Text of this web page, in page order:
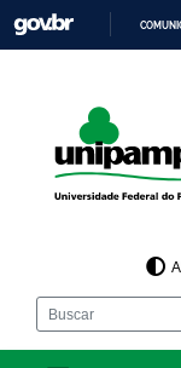
para
o